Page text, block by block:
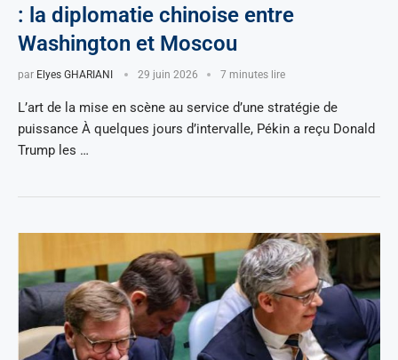
: la diplomatie chinoise entre
Washington et Moscou
par Elyes GHARIANI 29 juin 2026 7 minutes lire
L’art de la mise en scène au service d’une stratégie de
puissance À quelques jours d’intervalle, Pékin a reçu Donald
Trump les …